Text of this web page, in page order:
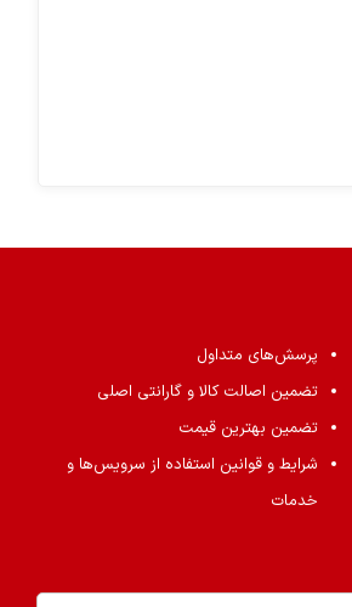
پرسش‌های متداول
تضمین اصالت کالا و گارانتی اصلی
تضمین بهترین قیمت
شرایط و قوانین استفاده از سرویس‌ها و
خدمات